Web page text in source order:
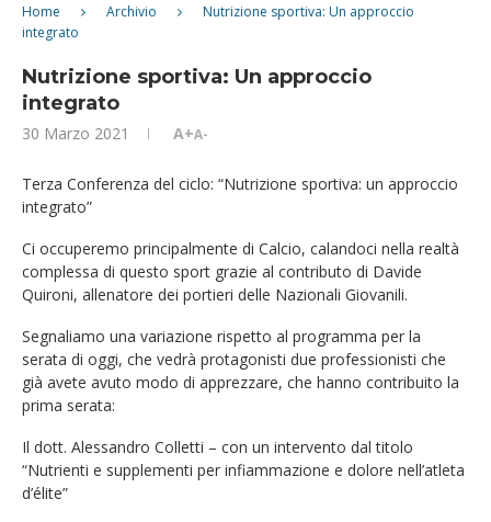
Home Archivio
Nutrizione sportiva: Un approccio
integrato
Nutrizione sportiva: Un approccio
integrato
30 Marzo 2021 A+A-
Terza Conferenza del ciclo: “Nutrizione sportiva: un approccio
integrato”
Ci occuperemo principalmente di Calcio, calandoci nella realtà
complessa di questo sport grazie al contributo di Davide
Quironi, allenatore dei portieri delle Nazionali Giovanili.
Segnaliamo una variazione rispetto al programma per la
serata di oggi, che vedrà protagonisti due professionisti che
già avete avuto modo di apprezzare, che hanno contribuito la
prima serata:
Il dott. Alessandro Colletti – con un intervento dal titolo
“Nutrienti e supplementi per infiammazione e dolore nell’atleta
d’élite”